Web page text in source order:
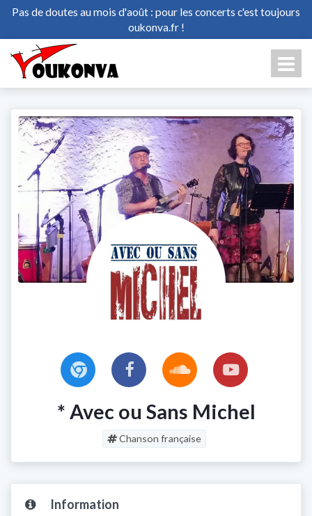
Pas de doutes au mois d'août : pour les concerts c'est toujours
oukonva.fr !
* Avec ou Sans Michel
Chanson française
Information